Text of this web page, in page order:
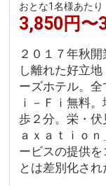
おとな1名様あたり
3,850円〜
２０１７年秋
し離れた好立
ーズホテル。
ｉ－Ｆｉ無料
歩２分。栄・伏
ａｘａｔｉｏ
ービスの提供
とは差別化され